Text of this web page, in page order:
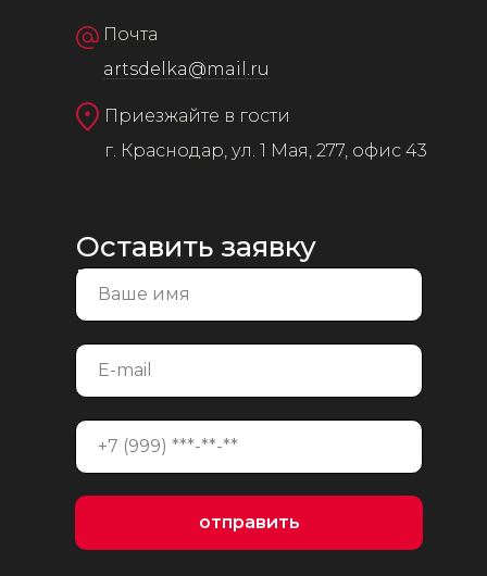
отправить
Оставить заявку
на консультацию
Почта
artsdelka@mail.ru
Приезжайте в гости
г. Краснодар, ул. 1 Мая, 277, офис 43